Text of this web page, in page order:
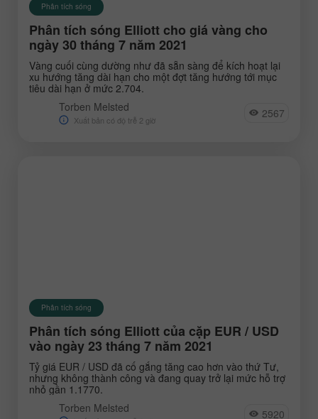
Phân tích sóng
Phân tích sóng Elliott cho giá vàng cho
ngày 30 tháng 7 năm 2021
Vàng cuối cùng dường như đã sẵn sàng để kích hoạt lại
xu hướng tăng dài hạn cho một đợt tăng hướng tới mục
tiêu dài hạn ở mức 2.704.
Torben Melsted
Xuất bản có độ trễ 2 giờ 2567
Phân tích sóng
Phân tích sóng Elliott của cặp EUR / USD
vào ngày 23 tháng 7 năm 2021
Tỷ giá EUR / USD đã cố gắng tăng cao hơn vào thứ Tư,
nhưng không thành công và đang quay trở lại mức hỗ trợ
nhỏ gần 1.1770.
Torben Melsted
5920